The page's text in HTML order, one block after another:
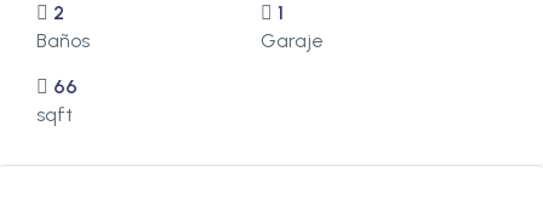
2
Baños
1
Garaje
66
sqft